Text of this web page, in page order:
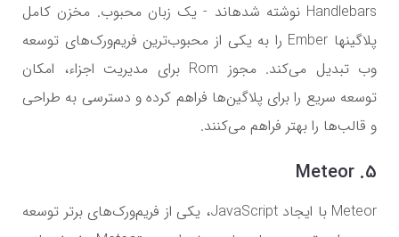
Handlebars نوشته شدهاند - یک زبان محبوب. مخزن کامل
پلاگینها Ember را به یکی از محبوب‌ترین فریم‌ورک‌های توسعه
وب تبدیل می‌کند. مجوز Rom برای مدیریت اجزاء، امکان
توسعه سریع را برای پلاگین‌ها فراهم کرده و دسترسی به طراحی
و قالب‌ها را بهتر فراهم می‌کنند.
5. Meteor
Meteor با ایجاد JavaScript، یکی از فریم‌ورک‌های برتر توسعه